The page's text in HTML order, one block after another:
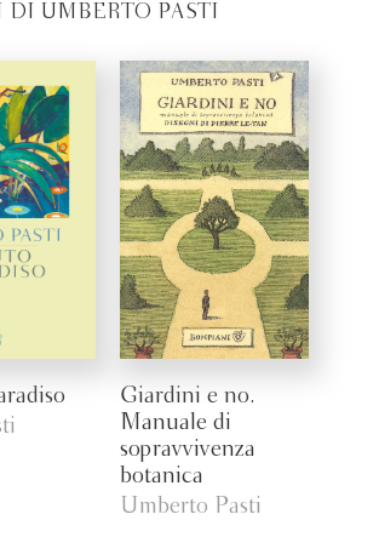
UMBERTO PASTI
Giardini e no.
Manuale di
sopravvivenza
botanica
Umberto Pasti